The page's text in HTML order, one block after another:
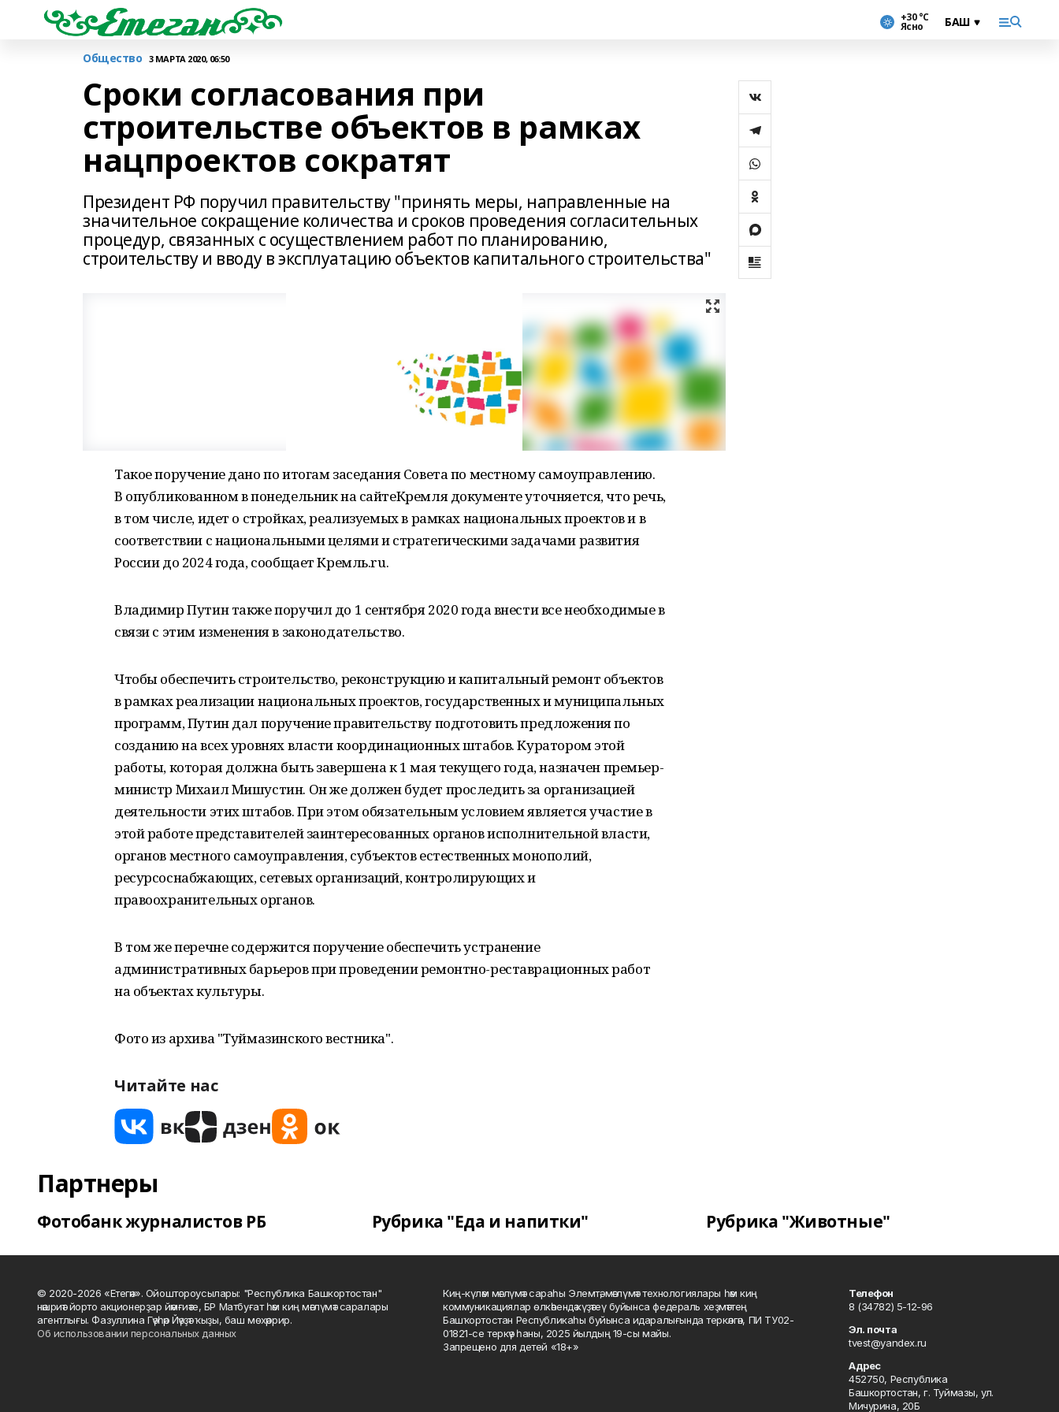
+30 °С
Ясно
Общество 3 МАРТА 2020, 06:50
Сроки согласования при
строительстве объектов в рамках
нацпроектов сократят
Президент РФ поручил правительству "принять меры, направленные на
значительное сокращение количества и сроков проведения согласительных
процедур, связанных с осуществлением работ по планированию,
строительству и вводу в эксплуатацию объектов капитального строительства"
Такое поручение дано по итогам заседания Совета по местному самоуправлению.
В опубликованном в понедельник на сайтеКремля документе уточняется, что речь,
в том числе, идет о стройках, реализуемых в рамках национальных проектов и в
соответствии с национальными целями и стратегическими задачами развития
России до 2024 года, сообщает Кремль.ru.
Владимир Путин также поручил до 1 сентября 2020 года внести все необходимые в
связи с этим изменения в законодательство.
Чтобы обеспечить строительство, реконструкцию и капитальный ремонт объектов
в рамках реализации национальных проектов, государственных и муниципальных
программ, Путин дал поручение правительству подготовить предложения по
созданию на всех уровнях власти координационных штабов. Куратором этой
работы, которая должна быть завершена к 1 мая текущего года, назначен премьер-
министр Михаил Мишустин. Он же должен будет проследить за организацией
деятельности этих штабов. При этом обязательным условием является участие в
этой работе представителей заинтересованных органов исполнительной власти,
органов местного самоуправления, субъектов естественных монополий,
ресурсоснабжающих, сетевых организаций, контролирующих и
правоохранительных органов.
В том же перечне содержится поручение обеспечить устранение
административных барьеров при проведении ремонтно-реставрационных работ
на объектах культуры.
Фото из архива "Туймазинского вестника".
Читайте нас
Партнеры
Фотобанк журналистов РБ Рубрика "Еда и напитки" Рубрика "Животные"
© 2020-2026 «Етегән». Ойоштороусылары: "Республика Башкортостан"
нәшриәт йорто акционерҙар йәмғиәте, БР Матбуғат һәм киң мәғлүмәт саралары
агентлығы. Фазуллина Гәүһәр Йәүҙәт ҡыҙы, баш мөхәррир.
Об использовании персональных данных
Киң-күләм мәғлүмәт сараһы Элемтә, мәғлүмәт технологиялары һәм киң
коммуникациялар өлкәһендә күҙәтеү буйынса федераль хеҙмәттең
Башҡортостан Республикаһы буйынса идаралығында теркәлгән, ПИ ТУ02-
01821-се теркәү һаны, 2025 йылдың 19-сы майы.
Запрещено для детей «18+»
Телефон
8 (34782) 5-12-96
Эл. почта
tvest@yandex.ru
Адрес
452750, Республика
Башкортостан, г. Туймазы, ул.
Мичурина, 20Б